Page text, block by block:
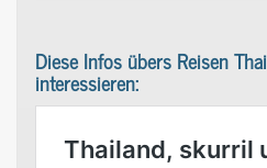
Diese Infos übers Reisen
interessieren: